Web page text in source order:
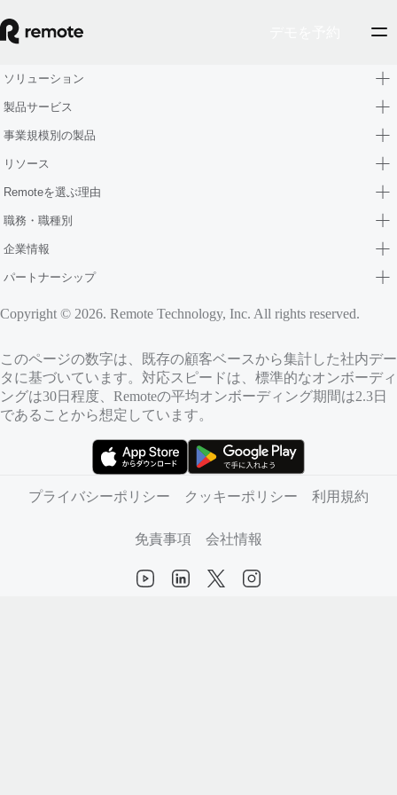
ソリューション
製品サービス
事業規模別の製品
リソース
Remoteを選ぶ理由
職務・職種別
企業情報
パートナーシップ
Copyright © 2026. Remote Technology, Inc. All rights reserved.
このページの数字は、既存の顧客ベースから集計した社内デー
タに基づいています。対応スピードは、標準的なオンボーディ
ングは30日程度、Remoteの平均オンボーディング期間は2.3日
であることから想定しています。
プライバシーポリシー
クッキーポリシー 利用規約
免責事項 会社情報